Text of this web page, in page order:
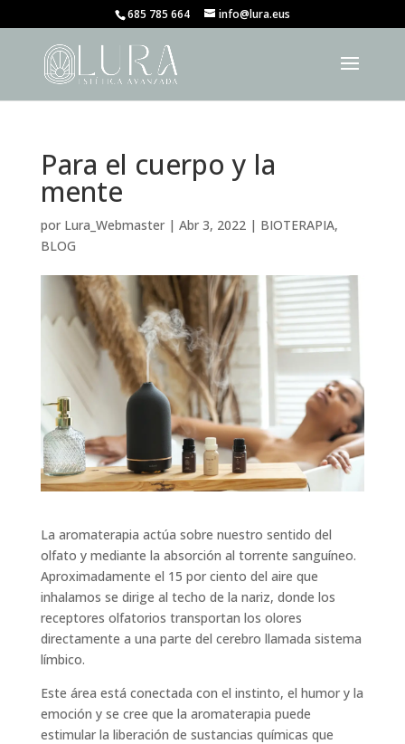
685 785 664 info@lura.eus
Para el cuerpo y la
mente
por Lura_Webmaster| Abr 3, 2022| BIOTERAPIA,
BLOG
La aromaterapia actúa sobre nuestro sentido del
olfato y mediante la absorción al torrente sanguíneo.
Aproximadamente el 15 por ciento del aire que
inhalamos se dirige al techo de la nariz, donde los
receptores olfatorios transportan los olores
directamente a una parte del cerebro llamada sistema
límbico.
Este área está conectada con el instinto, el humor y la
emoción y se cree que la aromaterapia puede
estimular la liberación de sustancias químicas que